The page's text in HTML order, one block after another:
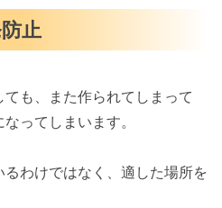
止
も、また作られてしまって
ってしまいます。
わけではなく、適した場所を